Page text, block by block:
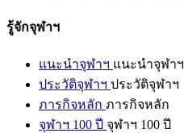
รู้จักจุฬาฯ
แนะนำจุฬาฯ แนะนำจุฬาฯ
ประวัติจุฬาฯ ประวัติจุฬาฯ
ภารกิจหลัก ภารกิจหลัก
จุฬาฯ 100 ปี จุฬาฯ 100 ปี